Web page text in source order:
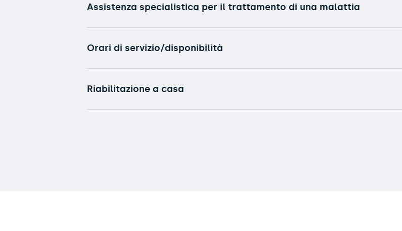
Assistenza specialistica per il trattamento di una malattia
Orari di servizio/disponibilità
Riabilitazione a casa